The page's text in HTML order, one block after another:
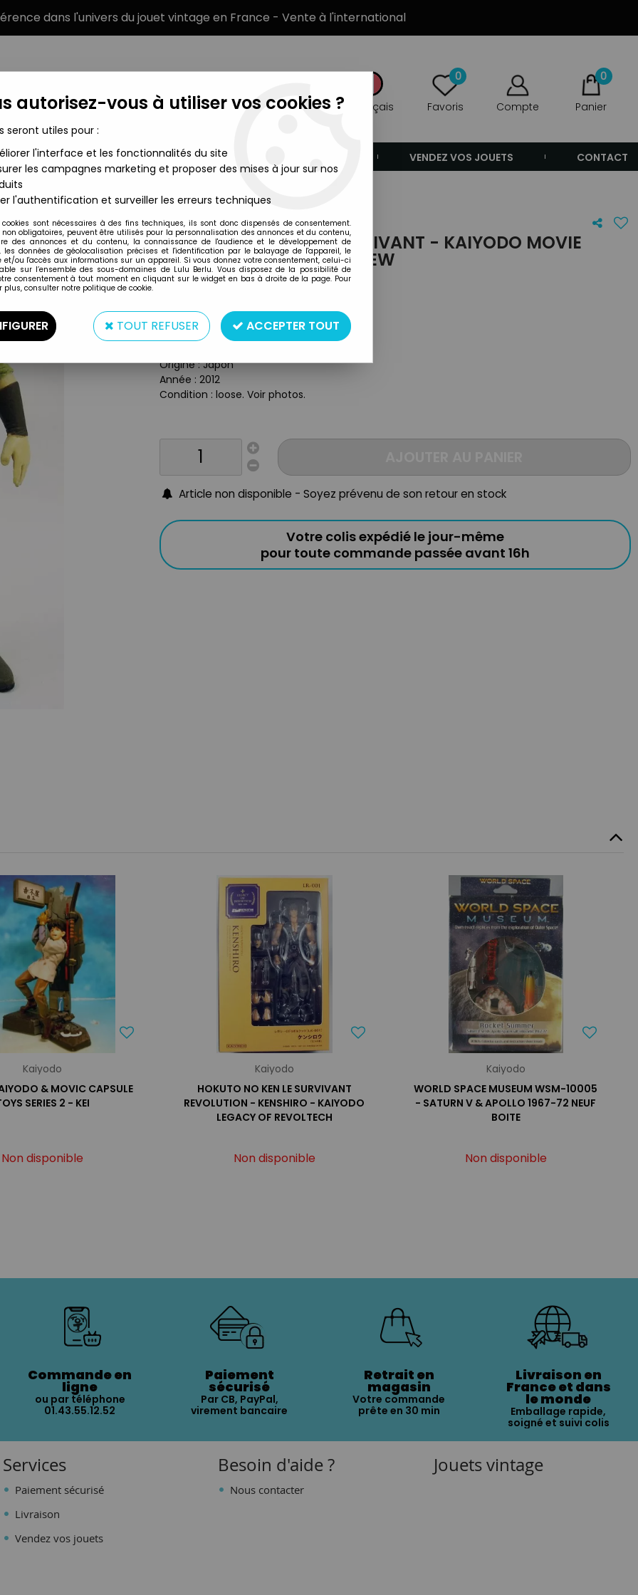
dans l'univers du jouet vintage en France - Vente à l'international
Français
0
Favoris Compte
0
Panier
MARQUES TYPE DE PRODUIT VENDEZ VOS JOUETS CONTACT
- Kaiyodo Movie Figure Collection : Shew
Kaiyodo
HOKUTO NO KEN LE SURVIVANT - KAIYODO MOVIE
FIGURE COLLECTION : SHEW
Type : figurine démontable
Matière : plastique
Origine : Japon
Année : 2012
Condition : loose. Voir photos.
Article non disponible - Soyez prévenu de son retour en stock
Votre colis expédié le jour-même
pour toute commande passée avant 16h
Kaiyodo
& MOVIC CAPSULE
SERIES 2 - KEI
Non disponible
Kaiyodo
HOKUTO NO KEN LE SURVIVANT
REVOLUTION - KENSHIRO - KAIYODO
LEGACY OF REVOLTECH
Non disponible
Kaiyodo
WORLD SPACE MUSEUM WSM-10005
- SATURN V & APOLLO 1967-72 NEUF
BOITE
Non disponible
Commande en
ligne
ou par téléphone
01.43.55.12.52
Paiement
sécurisé
Par CB, PayPal,
virement bancaire
Retrait en
magasin
Votre commande
prête en 30 min
Livraison en
France et dans
le monde
Emballage rapide,
soigné et suivi colis
Services
Paiement sécurisé
Livraison
Vendez vos jouets
Besoin d'aide ?
Nous contacter
Jouets vintage
autorisez-vous à utiliser vos cookies ?
seront utiles pour :
l'interface et les fonctionnalités du site
les campagnes marketing et proposer des mises à jour sur nos
l'authentification et surveiller les erreurs techniques
cookies sont nécessaires à des fins techniques, ils sont donc dispensés de consentement.
non obligatoires, peuvent être utilisés pour la personnalisation des annonces et du contenu,
des annonces et du contenu, la connaissance de l'audience et le développement de
les données de géolocalisation précises et l'identification par le balayage de l'appareil, le
et/ou l'accès aux informations sur un appareil. Si vous donnez votre consentement, celui-ci
sur l’ensemble des sous-domaines de Lulu Berlu. Vous disposez de la possibilité de
consentement à tout moment en cliquant sur le widget en bas à droite de la page. Pour
plus, consulter notre politique de cookie.
TOUT REFUSER ACCEPTER TOUT